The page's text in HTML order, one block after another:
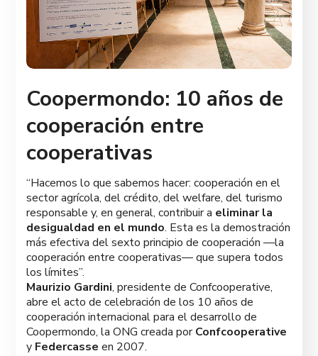
Coopermondo: 10 años de
cooperación entre
cooperativas
“Hacemos lo que sabemos hacer: cooperación en el
sector agrícola, del crédito, del welfare, del turismo
responsable y, en general, contribuir a eliminar la
desigualdad en el mundo. Esta es la demostración
más efectiva del sexto principio de cooperación —la
cooperación entre cooperativas— que supera todos
los límites”.
Maurizio Gardini, presidente de Confcooperative,
abre el acto de celebración de los 10 años de
cooperación internacional para el desarrollo de
Coopermondo, la ONG creada porConfcooperative
y Federcasse en 2007.